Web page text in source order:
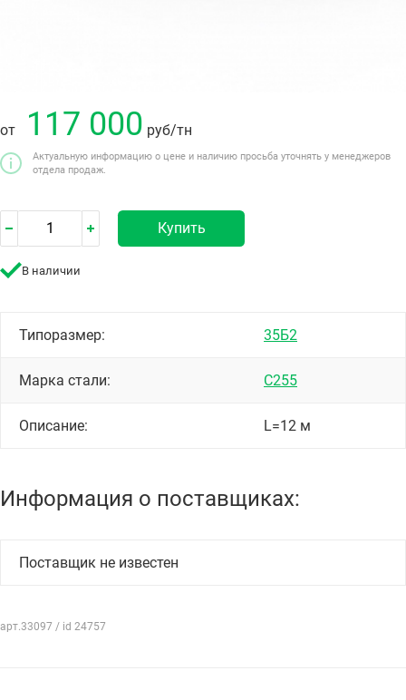
от 117 000 руб/тн
Актуальную информацию о цене и наличию просьба уточнять у менеджеров
отдела продаж.
Купить
В наличии
Типоразмер: 35Б2
Марка стали: С255
Описание: L=12 м
Информация о поставщиках:
Поставщик не известен
арт.33097 / id 24757